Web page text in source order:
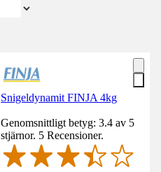
Snigeldynamit FINJA 4kg
Genomsnittligt betyg: 3.4 av 5
stjärnor. 5 Recensioner.